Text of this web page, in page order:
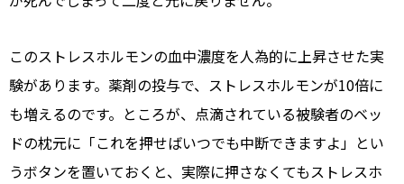
このストレスホルモンの血中濃度を人為的に上昇させた実
験があります。薬剤の投与で、ストレスホルモンが10倍に
も増えるのです。ところが、点滴されている被験者のベッ
ドの枕元に「これを押せばいつでも中断できますよ」とい
うボタンを置いておくと、実際に押さなくてもストレスホ